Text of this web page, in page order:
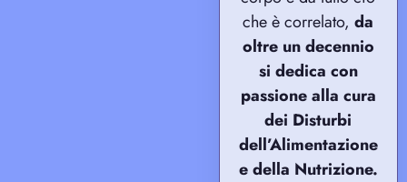
che è correlato,da
oltre un decennio
si dedica con
passione alla cura
dei Disturbi
dell’Alimentazione
e della Nutrizione.